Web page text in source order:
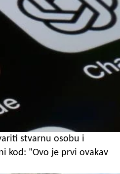
stvarnu osobu i
kod: "Ovo je prvi ovakav